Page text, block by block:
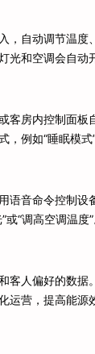
，自动调节温度
光和空调会自动
客房内控制面板
例如“睡眠模式
语音命令控制设
“调高空调温度”
客人偏好的数据。
运营，提高能源